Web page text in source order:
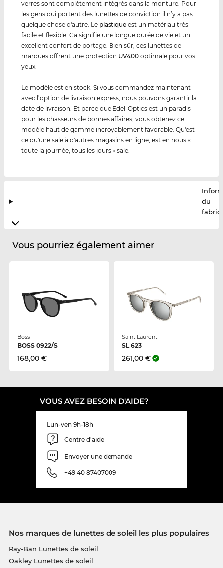
verres sont complètement intégrés dans la monture. Pour
les gens qui portent des lunettes de conviction il n’y a pas
quelque chose d'autre. Le plastique est un matériau très
facile et flexible. Ca signifie une longue durée de vie et un
excellent confort de portage. Bien sûr, ces lunettes de
marques offrent une protection UV400 optimale pour vos
yeux.
Le modèle est en stock. Si vous commandez maintenant
avec l’option de livraison express, nous pouvons garantir la
date de livraison. Et parce que Edel-Optics est un paradis
pour les chasseurs de bonnes affaires, vous obtenez ce
modèle haut de gamme incroyablement favorable. Qu'est-
ce qu'une sale à d'autres magasins en ligne, est en nous «
toute la journée, tous les jours » sale.
du
Vous pourriez également aimer
Boss
BOSS 0922/S
168,00 €
Saint Laurent
SL 623
261,00 €
VOUS AVEZ BESOIN D'AIDE?
Lun-ven 9h-18h
Centre d'aide
Envoyer une demande
+49 40 87407009
Nos marques de lunettes de soleil les plus populaires
Ray-Ban Lunettes de soleil
Oakley Lunettes de soleil